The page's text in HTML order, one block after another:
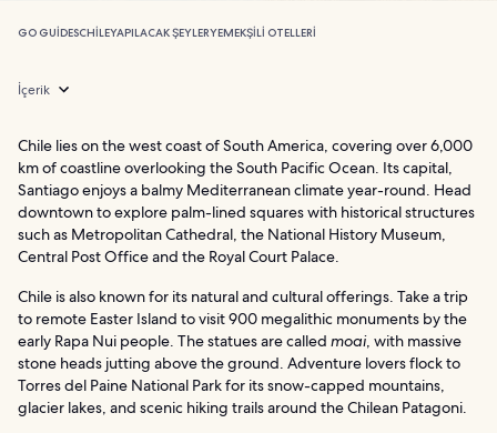
GO GUIDESCHILEYAPILACAK ŞEYLERYEMEKŞILI OTELLERI
İçerik
Chile lies on the west coast of South America, covering over 6,000
km of coastline overlooking the South Pacific Ocean. Its capital,
Santiago enjoys a balmy Mediterranean climate year-round. Head
downtown to explore palm-lined squares with historical structures
such as Metropolitan Cathedral, the National History Museum,
Central Post Office and the Royal Court Palace.
Chile is also known for its natural and cultural offerings. Take a trip
to remote Easter Island to visit 900 megalithic monuments by the
early Rapa Nui people. The statues are called moai, with massive
stone heads jutting above the ground. Adventure lovers flock to
Torres del Paine National Park for its snow-capped mountains,
glacier lakes, and scenic hiking trails around the Chilean Patagoni.